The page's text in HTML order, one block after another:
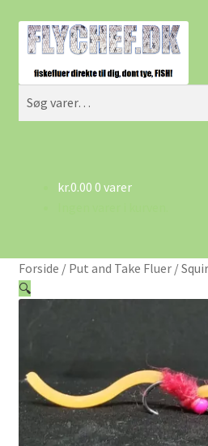
Spring
til
navigation
Spring
til
indhold
efter:
Søg
Cart
Min Konto
Om Flychef/Impressum
kr.0.00 0 varer
Forside / Put and Take Fluer/
🔍